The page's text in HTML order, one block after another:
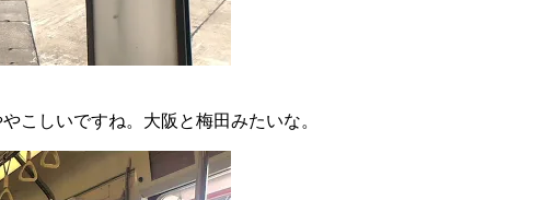
こしいですね。大阪と梅田みたいな。